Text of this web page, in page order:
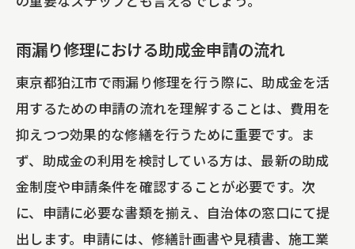
雨漏り修理における助成金申請の流れ
東京都狛江市で雨漏り修理を行う際に、助成金を活
用するための申請の流れを理解することは、費用を
抑えつつ効果的な修繕を行うために重要です。ま
ず、助成金の利用を検討している方は、最新の助成
金制度や申請条件を確認することが必要です。次
に、申請に必要な書類を揃え、自治体の窓口にて提
出します。申請には、修繕計画書や見積書、施工業